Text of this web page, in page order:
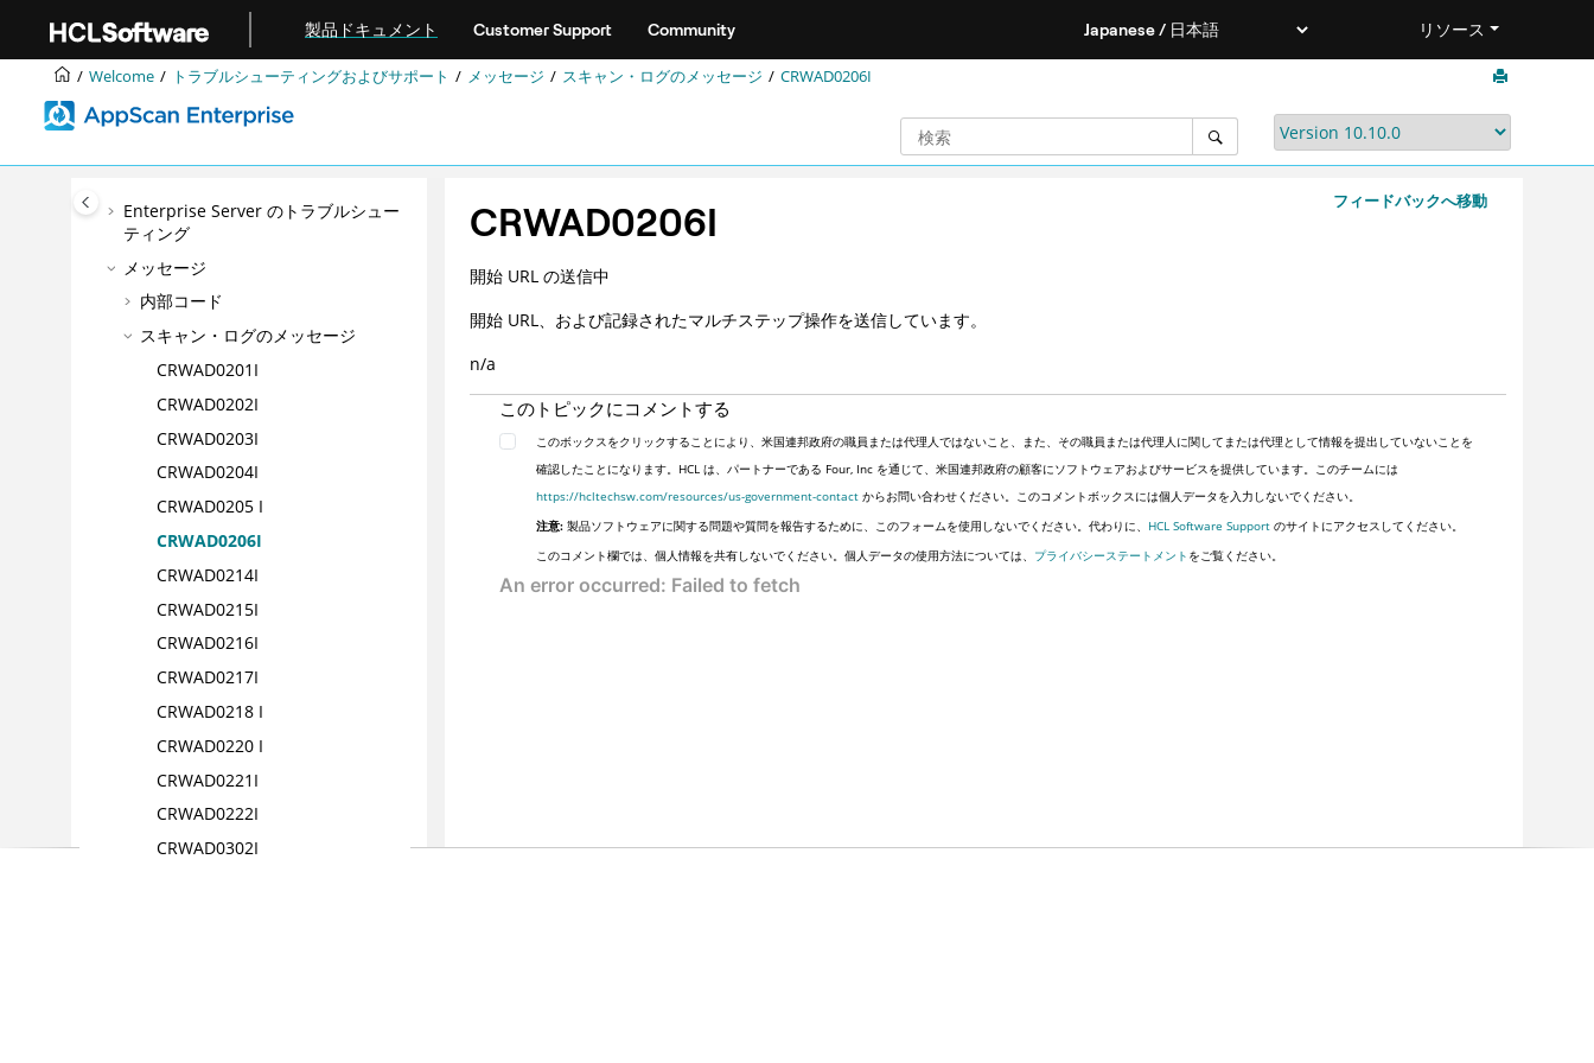
製品ドキュメント Customer Support Community リソース
Welcome トラブルシューティングおよびサポート メッセージ スキャン・ログのメッセージ CRWAD0206I
ト
問題のトラブルシューティング
問い合わせ
Enterprise Server のトラブルシュー
ティング
メッセージ
内部コード
スキャン・ログのメッセージ
CRWAD0201I
CRWAD0202I
CRWAD0203I
CRWAD0204I
CRWAD0205 I
CRWAD0206I
CRWAD0214I
CRWAD0215I
CRWAD0216I
CRWAD0217I
CRWAD0218 I
CRWAD0220 I
CRWAD0221I
CRWAD0222I
CRWAD0302I
フィードバックへ移動
CRWAD0206I
開始 URL の送信中
開始 URL、および記録されたマルチステップ操作を送信しています。
n/a
このトピックにコメントする
このボックスをクリックすることにより、米国連邦政府の職員または代理人ではないこと、また、その職員または代理人に関してまたは代理として情報を提出していないことを
確認したことになります。HCL は、パートナーである Four, Inc を通じて、米国連邦政府の顧客にソフトウェアおよびサービスを提供しています。このチームには
https://hcltechsw.com/resources/us-government-contact からお問い合わせください。このコメントボックスには個人データを入力しないでください。
注意: 製品ソフトウェアに関する問題や質問を報告するために、このフォームを使用しないでください。代わりに、 HCL Software Support のサイトにアクセスしてください。
このコメント欄では、個人情報を共有しないでください。個人データの使用方法については、 プライバシーステートメント をご覧ください。